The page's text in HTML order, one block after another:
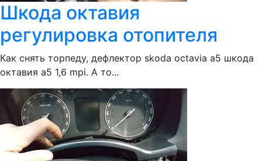
Шкода октавия
регулировка отопителя
Как снять торпеду, дефлектор skoda octavia a5 шкода
октавия а5 1,6 mpi. А то...